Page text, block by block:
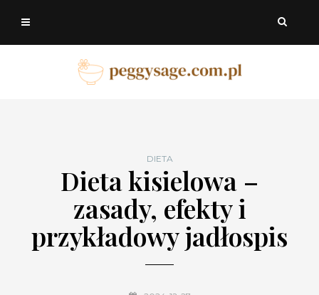
DIETA
Dieta kisielowa –
zasady, efekty i
przykładowy jadłospis